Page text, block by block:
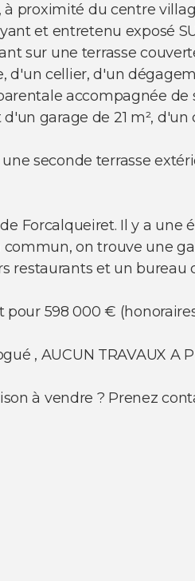
proximité du centre
et entretenu exposé
sur une terrasse
cellier, d'un
accompagnée de
garage de 21 m²,
seconde terrasse
Forcalqueiret. Il y a une
on trouve une
restaurants et un
pour 598 000 €
, AUCUN TRAVAUX A
à vendre ? Prenez